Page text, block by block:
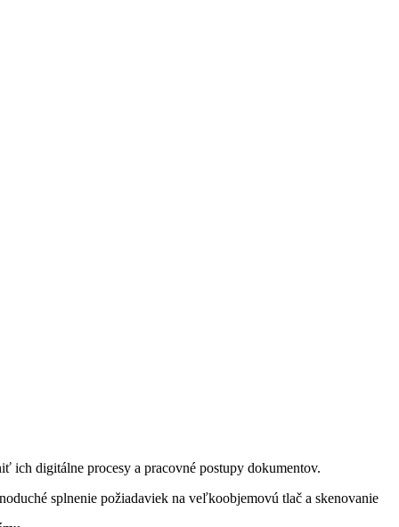
ich digitálne procesy a pracovné postupy dokumentov.
splnenie požiadaviek na veľkoobjemovú tlač a skenovanie